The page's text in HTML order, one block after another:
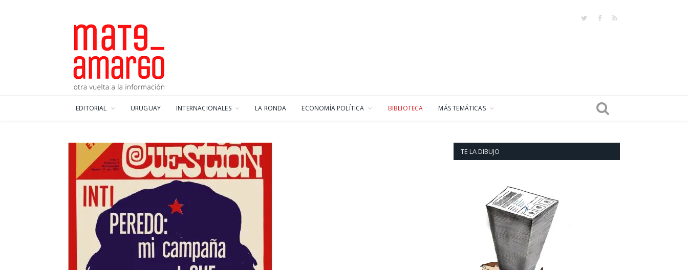
TwitterFacebook
RSS
EDITORIAL URUGUAY INTERNACIONALES LA RONDA ECONOMÍA POLÍTICA BIBLIOTECA MÁS TEMÁTICAS
TE LA DIBUJO